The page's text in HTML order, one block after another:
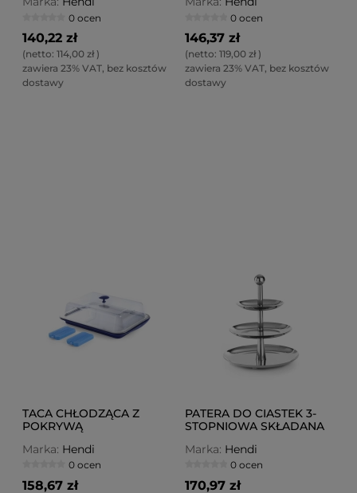
0 ocen
140,22 zł
(netto: 114,00 zł)
zawiera 23% VAT, bez kosztów
dostawy
0 ocen
146,37 zł
(netto: 119,00 zł)
zawiera 23% VAT, bez kosztów
dostawy
TACA CHŁODZĄCA Z
POKRYWĄ
Marka: Hendi
0 ocen
158,67 zł
PATERA DO CIASTEK 3-
STOPNIOWA SKŁADANA
Marka: Hendi
0 ocen
170,97 zł